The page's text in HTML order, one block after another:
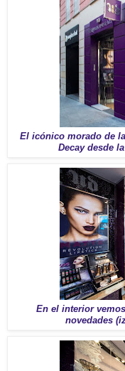
El icónico morado de
Decay desde
En el interior
novedades